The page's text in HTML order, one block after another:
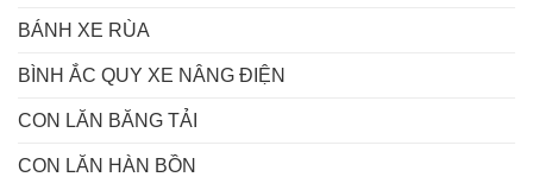
BÁNH XE RÙA
BÌNH ẮC QUY XE NÂNG ĐIỆN
CON LĂN BĂNG TẢI
CON LĂN HÀN BỒN